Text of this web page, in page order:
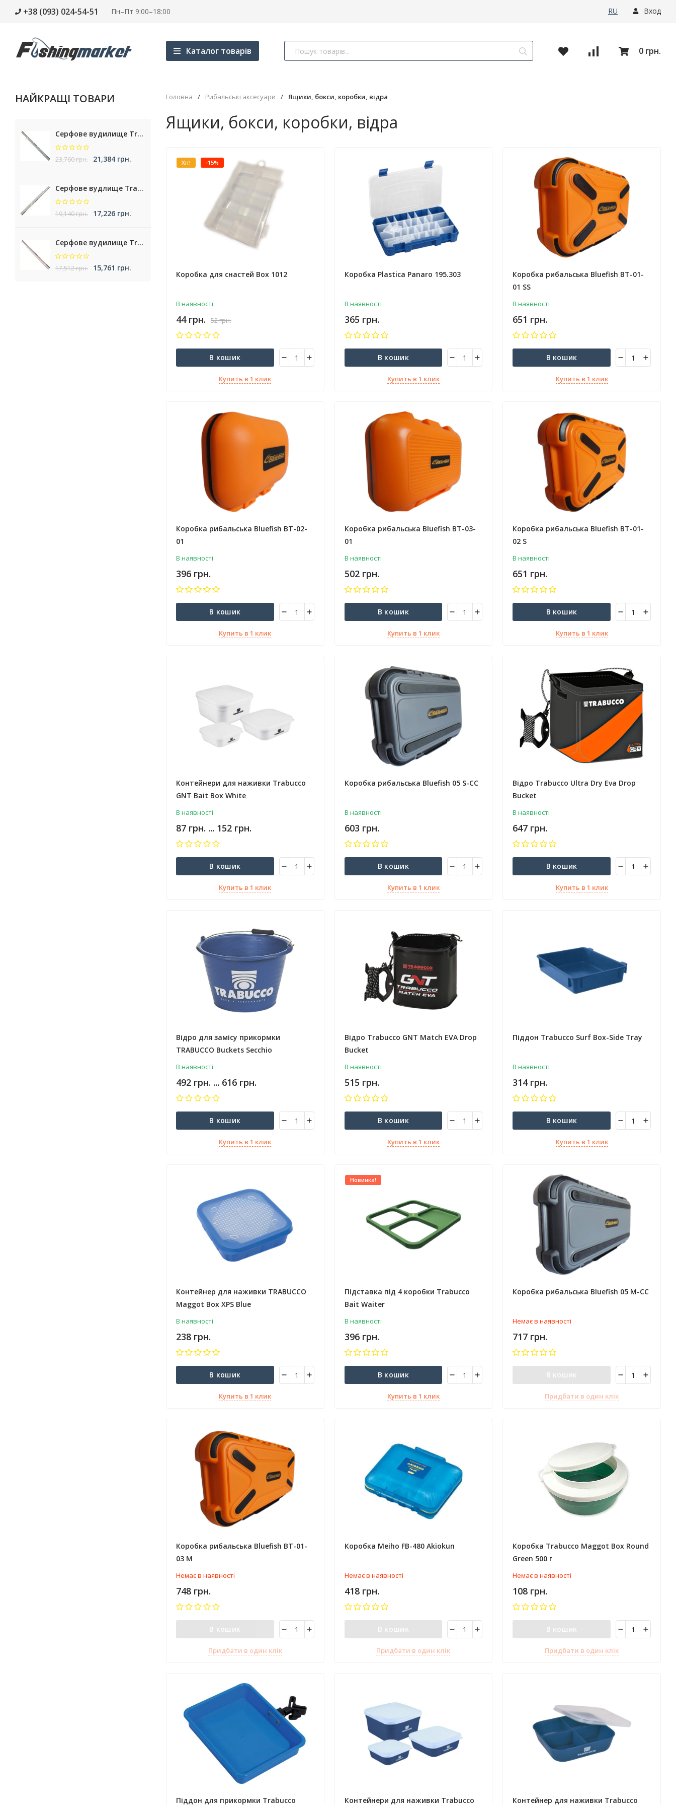
+38 (093) 024-54-51 Пн–Пт 9:00–18:00 RU Вход
Каталог товарів 0 грн.
НАЙКРАЩІ ТОВАРИ
Серфове вудилище Trabucco Cassiopea NXT Surf
23,760 грн. 21,384 грн.
Серфове вудлище Trabucco Nemesea XT Surf
19,140 грн. 17,226 грн.
Серфове вудилище Trabucco Krypteria XR Surf
17,512 грн. 15,761 грн.
Головна / Рибальські аксесуари / Ящики, бокси, коробки, відра
Ящики, бокси, коробки, відра
Хіт! -15%
Коробка для снастей Box 1012
В наявності
44 грн. 52 грн.
В кошик
Купить в 1 клик
Коробка Plastica Panaro 195.303
В наявності
365 грн.
В кошик
Купить в 1 клик
Коробка рибальська Bluefish BT-01-
01 SS
В наявності
651 грн.
В кошик
Купить в 1 клик
Коробка рибальська Bluefish BT-02-
01
В наявності
396 грн.
В кошик
Купить в 1 клик
Коробка рибальська Bluefish BT-03-
01
В наявності
502 грн.
В кошик
Купить в 1 клик
Коробка рибальська Bluefish BT-01-
02 S
В наявності
651 грн.
В кошик
Купить в 1 клик
Контейнери для наживки Trabucco
GNT Bait Box White
В наявності
87 грн. ... 152 грн.
В кошик
Купить в 1 клик
Коробка рибальська Bluefish 05 S-CC
В наявності
603 грн.
В кошик
Купить в 1 клик
Відро Trabucco Ultra Dry Eva Drop
Bucket
В наявності
647 грн.
В кошик
Купить в 1 клик
Відро для замісу прикормки
TRABUCCO Buckets Secchio
В наявності
492 грн. ... 616 грн.
В кошик
Купить в 1 клик
Відро Trabucco GNT Match EVA Drop
Bucket
В наявності
515 грн.
В кошик
Купить в 1 клик
Піддон Trabucco Surf Box-Side Tray
В наявності
314 грн.
В кошик
Купить в 1 клик
Контейнер для наживки TRABUCCO
Maggot Box XPS Blue
В наявності
238 грн.
В кошик
Купить в 1 клик
Новинка!
Підставка під 4 коробки Trabucco
Bait Waiter
В наявності
396 грн.
В кошик
Купить в 1 клик
Коробка рибальська Bluefish 05 M-CC
Немає в наявності
717 грн.
В кошик
Придбати в один клік
Коробка рибальська Bluefish BT-01-
03 M
Немає в наявності
748 грн.
В кошик
Придбати в один клік
Коробка Meiho FB-480 Akiokun
Немає в наявності
418 грн.
В кошик
Придбати в один клік
Коробка Trabucco Maggot Box Round
Green 500 г
Немає в наявності
108 грн.
В кошик
Придбати в один клік
Піддон для прикормки Trabucco Контейнери для наживки Trabucco Контейнер для наживки Trabucco